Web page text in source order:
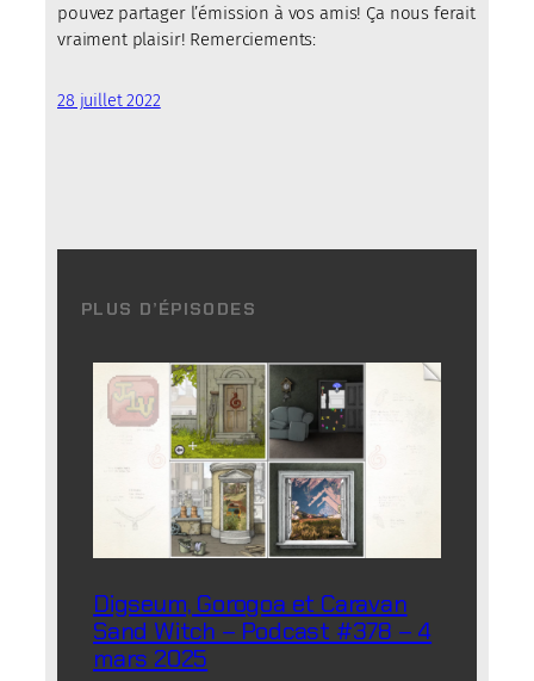
pouvez partager l’émission à vos amis! Ça nous ferait
vraiment plaisir! Remerciements:
28 juillet 2022
PLUS D’ÉPISODES
Digseum, Gorogoa et Caravan
Sand Witch – Podcast #378 – 4
mars 2025